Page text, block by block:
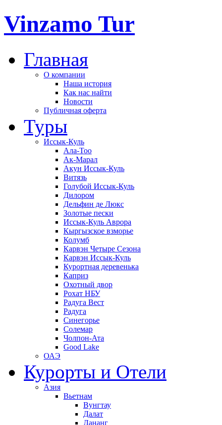
Vinzamo Tur
Главная
О компании
Наша история
Как нас найти
Новости
Публичная оферта
Туры
Иссык-Куль
Ала-Тоо
Ак-Марал
Акун Иссык-Куль
Витязь
Голубой Иссык-Куль
Дилором
Дельфин де Люкс
Золотые пески
Иссык-Куль Аврора
Кыргызское взморье
Колумб
Карвэн Четыре Сезона
Карвэн Иссык-Куль
Курортная деревенька
Каприз
Охотный двор
Рохат НБУ
Радуга Вест
Радуга
Синегорье
Солемар
Чолпон-Ата
Good Lake
ОАЭ
Курорты и Отели
Азия
Вьетнам
Вунгтау
Далат
Дананг